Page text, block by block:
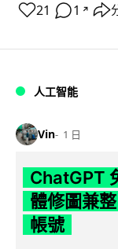
21 1 ↗
人工智能
Vin 1 日
ChatGPT
體修圖兼
帳號